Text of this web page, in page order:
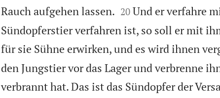
Rauch aufgehen lassen.
20 Und er verfahre
Sündopferstier verfahren ist, so soll er mit
für sie Sühne erwirken, und es wird ihnen
den Jungstier vor das Lager und verbrenne
verbrannt hat. Das ist das Sündopfer der